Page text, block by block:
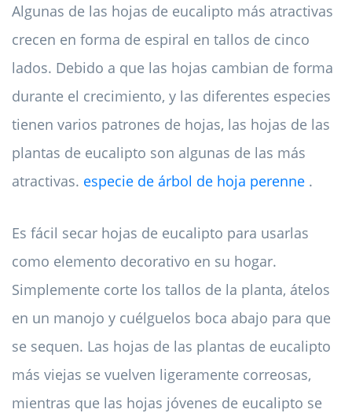
Algunas de las hojas de eucalipto más atractivas
crecen en forma de espiral en tallos de cinco
lados. Debido a que las hojas cambian de forma
durante el crecimiento, y las diferentes especies
tienen varios patrones de hojas, las hojas de las
plantas de eucalipto son algunas de las más
atractivas. especie de árbol de hoja perenne .
Es fácil secar hojas de eucalipto para usarlas
como elemento decorativo en su hogar.
Simplemente corte los tallos de la planta, átelos
en un manojo y cuélguelos boca abajo para que
se sequen. Las hojas de las plantas de eucalipto
más viejas se vuelven ligeramente correosas,
mientras que las hojas jóvenes de eucalipto se